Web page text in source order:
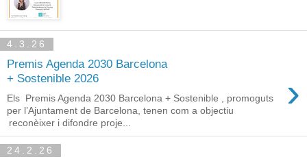
4.3.26
Premis Agenda 2030 Barcelona
+ Sostenible 2026
›
Els Premis Agenda 2030 Barcelona + Sostenible , promoguts
per l’Ajuntament de Barcelona, tenen com a objectiu
reconèixer i difondre proje...
24.2.26